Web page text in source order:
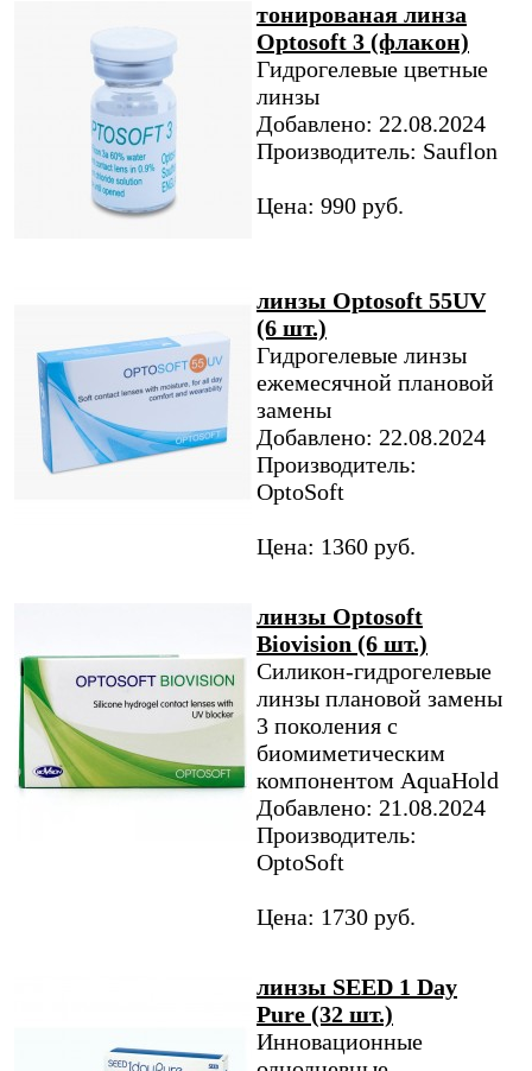
тонированая линза
Optosoft 3 (флакон)
Гидрогелевые цветные
линзы
Добавлено: 22.08.2024
Производитель: Sauflon
Цена: 990 руб.
линзы Optosoft 55UV
(6 шт.)
Гидрогелевые линзы
ежемесячной плановой
замены
Добавлено: 22.08.2024
Производитель:
OptoSoft
Цена: 1360 руб.
линзы Optosoft
Biovision (6 шт.)
Силикон-гидрогелевые
линзы плановой замены
3 поколения с
биомиметическим
компонентом AquaHold
Добавлено: 21.08.2024
Производитель:
OptoSoft
Цена: 1730 руб.
линзы SEED 1 Day
Pure (32 шт.)
Инновационные